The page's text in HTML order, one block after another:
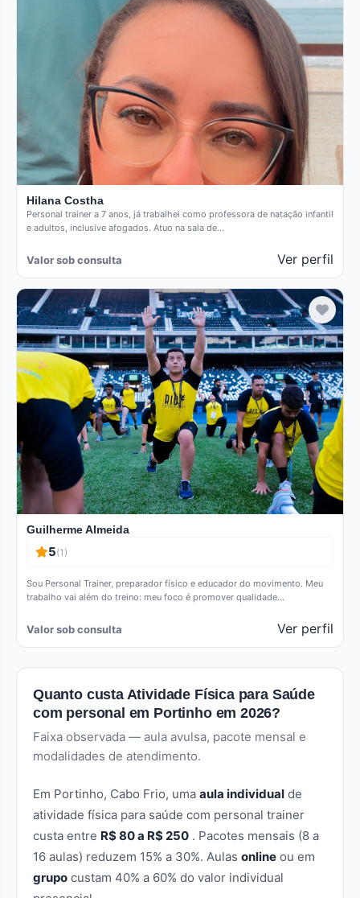
Hilana Costha
Personal trainer a 7 anos, já trabalhei como professora de natação infantil
e adultos, inclusive afogados. Atuo na sala de…
Valor sob consulta Ver perfil
Verificado
Guilherme Almeida
5(1)
Sou Personal Trainer, preparador físico e educador do movimento. Meu
trabalho vai além do treino: meu foco é promover qualidade…
Valor sob consulta Ver perfil
Quanto custa Atividade Física para Saúde
com personal em Portinho em 2026?
Faixa observada — aula avulsa, pacote mensal e
modalidades de atendimento.
Em Portinho, Cabo Frio, uma aula individual de
atividade física para saúde com personal trainer
custa entre R$ 80 a R$ 250 . Pacotes mensais (8 a
16 aulas) reduzem 15% a 30%. Aulas online ou em
grupo custam 40% a 60% do valor individual